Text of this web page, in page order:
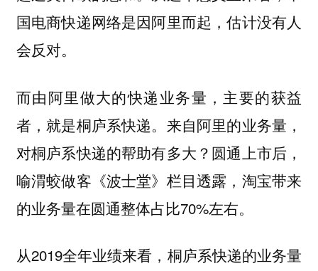
国电商快递网络是因阿里而起，估计没有人
会反对。
而由阿里做大的快递业务量，主要的获益
者，就是桐庐系快递。来自阿里的业务量，
对桐庐系快递的帮助有多大？圆通上市后，
喻渭蛟做客《波士堂》栏目透露，淘宝带来
的业务量在圆通整体占比70%左右。
从2019全年业绩来看，桐庐系快递的业务量